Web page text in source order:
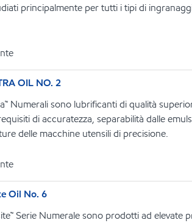
principalmente per tutti i tipi di
OIL NO. 2
Numerali sono lubrificanti di qualità
di accuratezza, separabilità dalle
delle macchine utensili di precisione.
Oil No. 6
Serie Numerale sono prodotti ad elevate